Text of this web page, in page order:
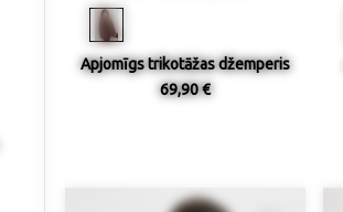
Apjomīgs trikotāžas džemperis
69,90 €